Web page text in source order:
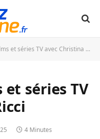
et séries TV avec Christina Ricci
et séries TV
4 Minutes